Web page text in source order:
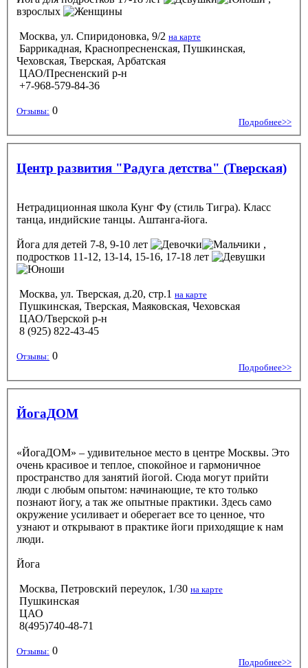
взрослых
Москва, ул. Спиридоновка, 9/2 на карте
Баррикадная, Краснопресненская, Пушкинская,
Чеховская, Тверская, Арбатская
ЦАО/Пресненский р-н
+7-968-579-84-36
Отзывы: 0
Подробнее>>
Центр развития "Радуга детства" (Тверская)
Нетрадиционная школа Кунг Фу (стиль Тигра). Класс
танца, индийские танцы. Аштанга-йога.
Йога для детей 7-8, 9-10 лет
,
подростков 11-12, 13-14, 15-16, 17-18 лет
Москва, ул. Тверская, д.20, стр.1 на карте
Пушкинская, Тверская, Маяковская, Чеховская
ЦАО/Тверской р-н
8 (925) 822-43-45
Отзывы: 0
Подробнее>>
ЙогаДОМ
«ЙогаДОМ» – удивительное место в центре Москвы. Это
очень красивое и теплое, спокойное и гармоничное
пространство для занятий йогой. Сюда могут прийти
люди с любым опытом: начинающие, те кто только
познают йогу, а так же опытные практики. Здесь само
окружение усиливает и оберегает все то ценное, что
узнают и открывают в практике йоги приходящие к нам
люди.
Йога
Москва, Петровский переулок, 1/30 на карте
Пушкинская
ЦАО
8(495)740-48-71
Отзывы: 0
Подробнее>>